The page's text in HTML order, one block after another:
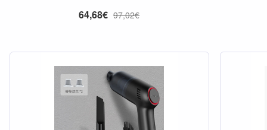
64,68€ 97,02€